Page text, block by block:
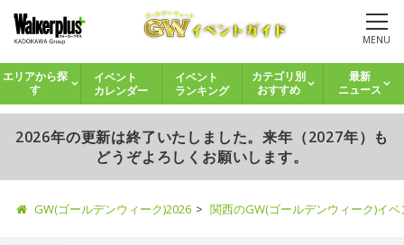
MENU
エリアから探
す
イベント
カレンダー
イベント
ランキング
カテゴリ別
おすすめ
最新
ニュース
2026年の更新は終了いたしました。来年（2027年）も
どうぞよろしくお願いします。
GW(ゴールデンウィーク)2026 関西のGW(ゴールデンウィーク)イ